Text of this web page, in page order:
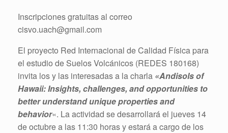
Inscripciones gratuitas al correo
cisvo.uach@gmail.com
El proyecto Red Internacional de Calidad Física para
el estudio de Suelos Volcánicos (REDES 180168)
invita los y las interesadas a la charla «Andisols of
Hawaii: Insights, challenges, and opportunities to
better understand unique properties and
behavior«. La actividad se desarrollará el jueves 14
de octubre a las 11:30 horas y estará a cargo de los